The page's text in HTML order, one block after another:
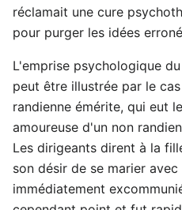
réclamait une cure
pour purger les idées
L'emprise psychologique
peut être illustrée par le
randienne émérite, qui eut
amoureuse d'un non
Les dirigeants dirent à la
son désir de se marier
immédiatement